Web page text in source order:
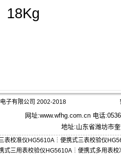
18Kg
子有限公司 2002-2018
网址:www.wfhg.com.cn 电话
地址:山东省潍坊市
表校准仪HG5610A ┆ 便携式三表校验仪
式三用表校验仪HG5610A ┆ 便携式多用表